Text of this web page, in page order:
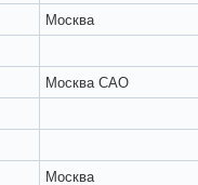
Москва
Москва САО
Москва